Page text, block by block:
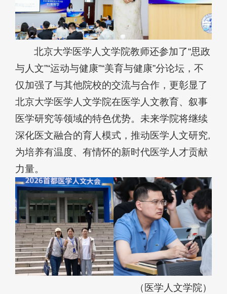
北京大学医学人文学院教师还参加了“思政
与人文”“运动与健康”“美育与健康”分论坛，不
仅加强了与其他院校的交流与合作，更彰显了
北京大学医学人文学院在医学人文教育、叙事
医学研究等领域的特色优势。未来学院将继续
深化医文融合的育人模式，推动医学人文研究,
为培养有温度、有情怀的新时代医学人才贡献
力量。
（医学人文学院）